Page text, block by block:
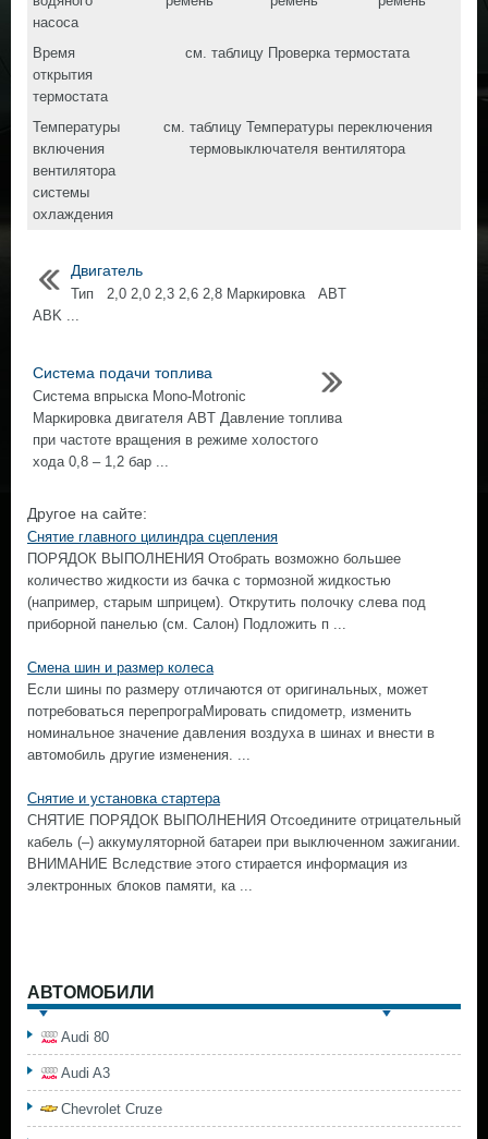
насоса
Время
открытия
термостата
см. таблицу Проверка термостата
Температуры
включения
вентилятора
системы
охлаждения
см. таблицу Температуры переключения
термовыключателя вентилятора
Двигатель
Тип 2,0 2,0 2,3 2,6 2,8 Маркировка ABT
ABK ...
Система подачи топлива
Система впрыска Mono-Motronic
Маркировка двигателя ABT Давление топлива
при частоте вращения в режиме холостого
хода 0,8 – 1,2 бар ...
Другое на сайте:
Снятие главного цилиндра сцепления
ПОРЯДОК ВЫПОЛНЕНИЯ Отобрать возможно большее
количество жидкости из бачка с тормозной жидкостью
(например, старым шприцем). Открутить полочку слева под
приборной панелью (см. Салон) Подложить п ...
Смена шин и размер колеса
Если шины по размеру отличаются от оригинальных, может
потребоваться перепрограМировать спидометр, изменить
номинальное значение давления воздуха в шинах и внести в
автомобиль другие изменения. ...
Снятие и установка стартера
СНЯТИЕ ПОРЯДОК ВЫПОЛНЕНИЯ Отсоедините отрицательный
кабель (–) аккумуляторной батареи при выключенном зажигании.
ВНИМАНИЕ Вследствие этого стирается информация из
электронных блоков памяти, ка ...
АВТОМОБИЛИ
Audi 80
Audi A3
Chevrolet Cruze